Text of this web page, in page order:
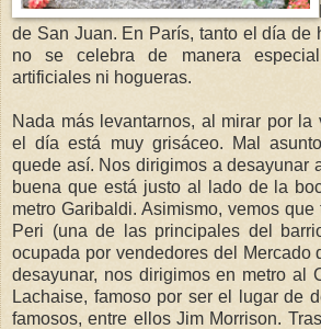
de San Juan. En París, tanto el día de
no se celebra de manera
artificiales ni hogueras.
Nada más levantarnos, al mirar por la
el día está muy grisáceo. Mal
quede así. Nos dirigimos a desayunar
buena que está justo al lado de la
metro Garibaldi. Asimismo, vemos
Peri (una de las principales del
ocupada por vendedores del Mercado
desayunar, nos dirigimos en metro al
Lachaise, famoso por ser el lugar de
famosos, entre ellos Jim Morrison.